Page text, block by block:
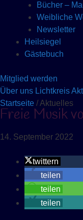
Bücher –
Weibliche
Newsletter
Heilsiegel
Gästebuch
Mitglied werden
Über uns Lichtkreis
Startseite / Aktuelles
Freie Musik
14. September 2022
twittern
teilen
teilen
teilen